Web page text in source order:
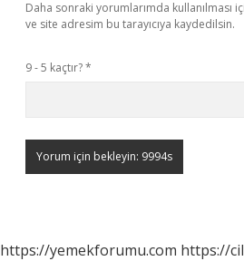
Daha sonraki yorumlarımda kullanılması
ve site adresim bu tarayıcıya kaydedilsin.
9 - 5 kaçtır?*
https://yemekforumu.com https://